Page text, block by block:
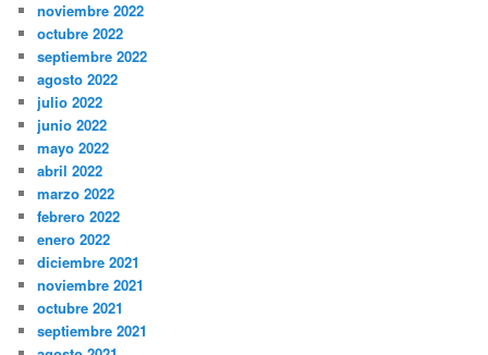
noviembre 2022
octubre 2022
septiembre 2022
agosto 2022
julio 2022
junio 2022
mayo 2022
abril 2022
marzo 2022
febrero 2022
enero 2022
diciembre 2021
noviembre 2021
octubre 2021
septiembre 2021